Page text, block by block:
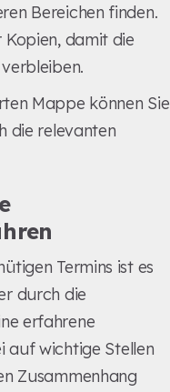
Bereichen finden.
damit die
Mappe können Sie
die relevanten
Termins ist es
durch die
erfahrene
auf wichtige Stellen
Zusammenhang